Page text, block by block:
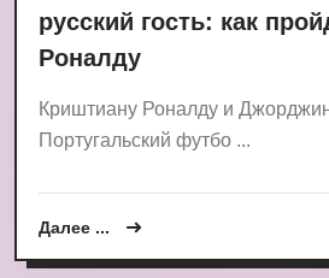
русский гость: как
Роналду
Криштиану Роналду и
Португальский футбо ...
Далее ...